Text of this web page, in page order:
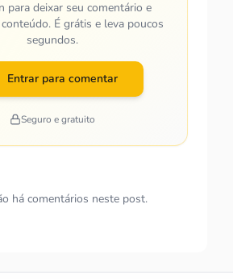
para deixar seu comentário e
É grátis e leva poucos
segundos.
Entrar para comentar
Seguro e gratuito
há comentários neste post.